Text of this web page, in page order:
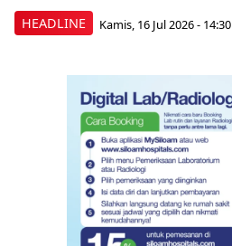
HEADLINE Kamis, 16 Jul 2026 - 14:30